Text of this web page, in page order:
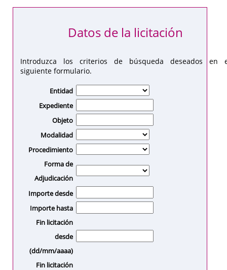
Introduzca los criterios de búsqueda deseados en
siguiente formulario.
Datos de la licitación
Entidad
Expediente
Objeto
Modalidad
Procedimiento
Forma de
Adjudicación
Importe desde
Importe hasta
Fin licitación
desde
(dd/mm/aaaa)
Fin licitación